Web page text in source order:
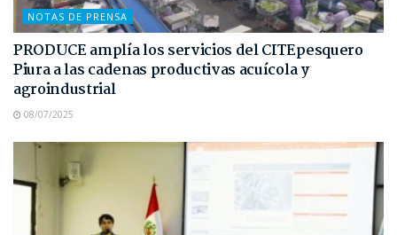
NOTAS DE PRENSA
PRODUCE amplía los servicios del CITEpesquero
Piura a las cadenas productivas acuícola y
agroindustrial
08/07/2025